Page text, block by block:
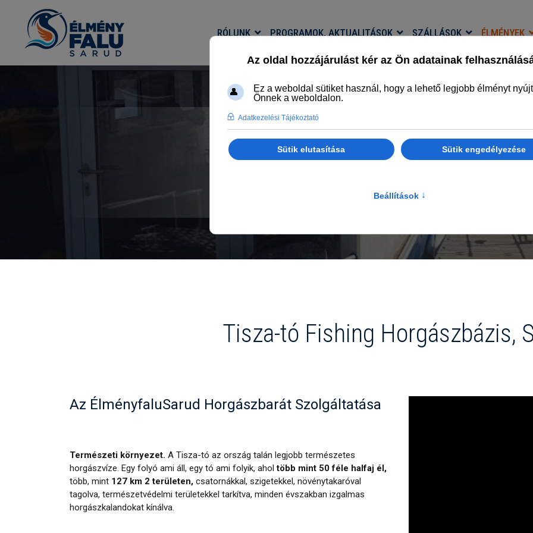
RÓLUNK PROGRAMOK, AKTUALITÁSOK SZÁLLÁSOK ÉLMÉNYEK
TISZA-TÓ FISHING
AZ ÉLMÉNYFALU HORGÁSZTURISZTIKAI
Élmények Tisza-tó Fishing
Tisza-tó Fishing Horgászbázis,
Az ÉlményfaluSarud Horgászbarát Szolgáltatása
Természeti környezet. A Tisza-tó az ország talán legjobb természetes
horgászvíze. Egy folyó ami áll, egy tó ami folyik, aholtöbb mint 50 féle halfaj él,
több, mint 127 km 2 területen, csatornákkal, szigetekkel, növénytakaróval
tagolva, természetvédelmi területekkel tarkítva, minden évszakban izgalmas
horgászkalandokat kínálva.